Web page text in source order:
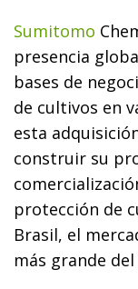
Sumitomo
presencia
bases de
de cultivos en
esta
construir su
protección de
Brasil, el
más grande